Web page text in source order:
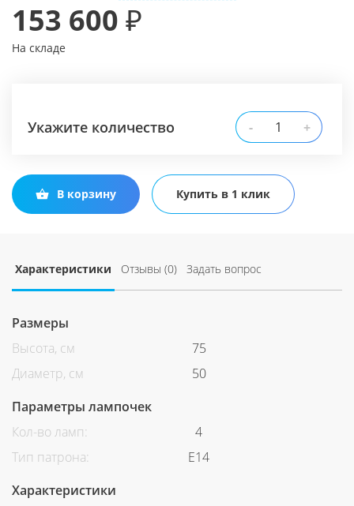
153 600 ₽
На складе
Укажите количество - +
В корзину Купить в 1 клик
Характеристики Отзывы (0) Задать вопрос
Размеры
Высота, см
75
Диаметр, см
50
Параметры лампочек
Кол-во ламп:
4
Тип патрона:
Е14
Характеристики